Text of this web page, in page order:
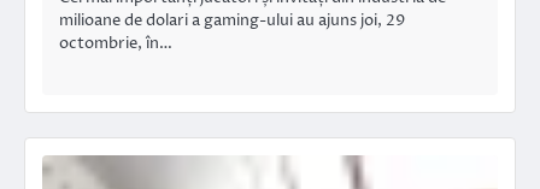
milioane de dolari a gaming-ului au ajuns joi, 29
octombrie, în…